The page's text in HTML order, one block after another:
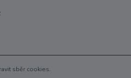
sběr cookies.